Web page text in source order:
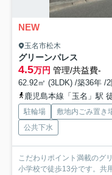
NEW
玉名市松木
グリーンパレス
4.5万円 管理/共益費-
62.92㎡ (3LDK) /築36年 /2
鹿児島本線「玉名」駅
駐輪場 敷地内ごみ置き
公共下水
こだわりポイント満載のグ
小学校で徒歩13分です。共